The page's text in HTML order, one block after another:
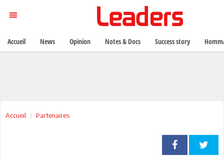
Accueil Partenaires
Accueil News Opinion Notes & Docs Success story